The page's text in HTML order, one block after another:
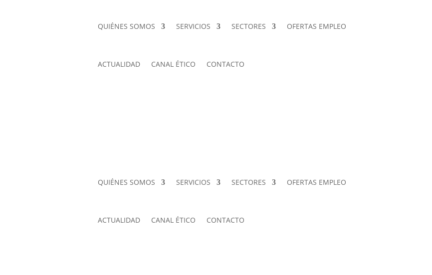
QUIÉNES SOMOS SERVICIOS SECTORES OFERTAS EMPLEO
ACTUALIDAD CANAL ÉTICO CONTACTO
QUIÉNES SOMOS SERVICIOS SECTORES OFERTAS EMPLEO
ACTUALIDAD CANAL ÉTICO CONTACTO